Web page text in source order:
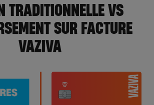
TRADITIONNELLE VS
SUR FACTURE
VAZIVA